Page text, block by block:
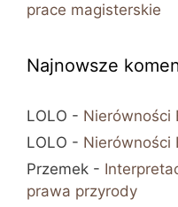
prace magisterskie
Najnowsze
LOLO - Nierówności
LOLO - Nierówności
Przemek -
prawa przyrody